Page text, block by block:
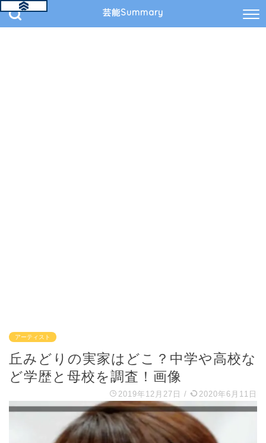
芸能Summary
アーティスト
丘みどりの実家はどこ？中学や高校な
ど学歴と母校を調査！画像
2019年12月27日 / 2020年6月11日